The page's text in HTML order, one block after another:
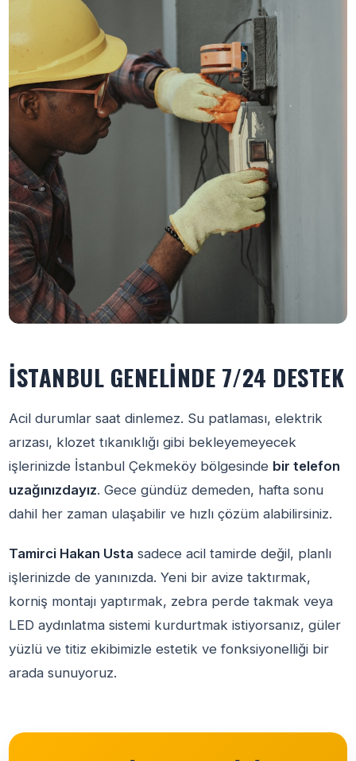
İSTANBUL GENELINDE 7/24 DESTEK
Acil durumlar saat dinlemez. Su patlaması, elektrik
arızası, klozet tıkanıklığı gibi bekleyemeyecek
işlerinizde İstanbul Çekmeköy bölgesinde bir telefon
uzağınızdayız. Gece gündüz demeden, hafta sonu
dahil her zaman ulaşabilir ve hızlı çözüm alabilirsiniz.
Tamirci Hakan Usta sadece acil tamirde değil, planlı
işlerinizde de yanınızda. Yeni bir avize taktırmak,
korniş montajı yaptırmak, zebra perde takmak veya
LED aydınlatma sistemi kurdurtmak istiyorsanız, güler
yüzlü ve titiz ekibimizle estetik ve fonksiyonelliği bir
arada sunuyoruz.